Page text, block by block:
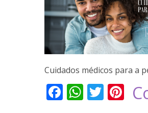
Cuidados médicos para a
F W T Pi